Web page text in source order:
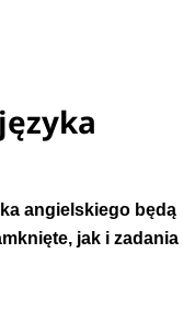
angielskiego będą
jak i zadania